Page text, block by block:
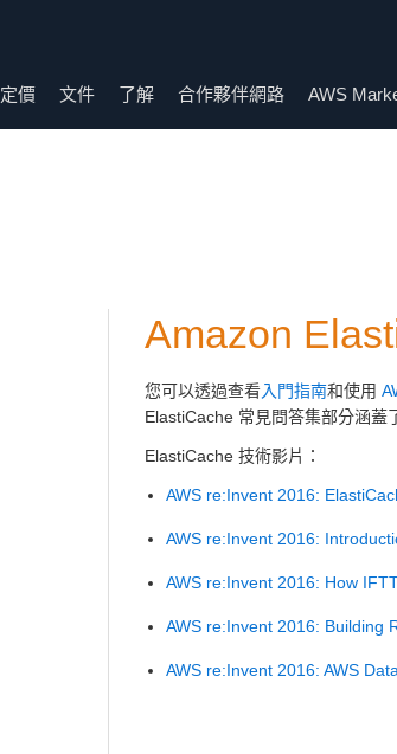
定價 文件 了解 合作夥伴網路 AWS
Amazon
您可以透過查看入門指南和使用
ElastiCache 常見問答集部分涵蓋
ElastiCache 技術影片：
AWS re:Invent 2016:
AWS re:Invent 2016:
AWS re:Invent 2016: How
AWS re:Invent 2016: Building
AWS re:Invent 2016: AWS